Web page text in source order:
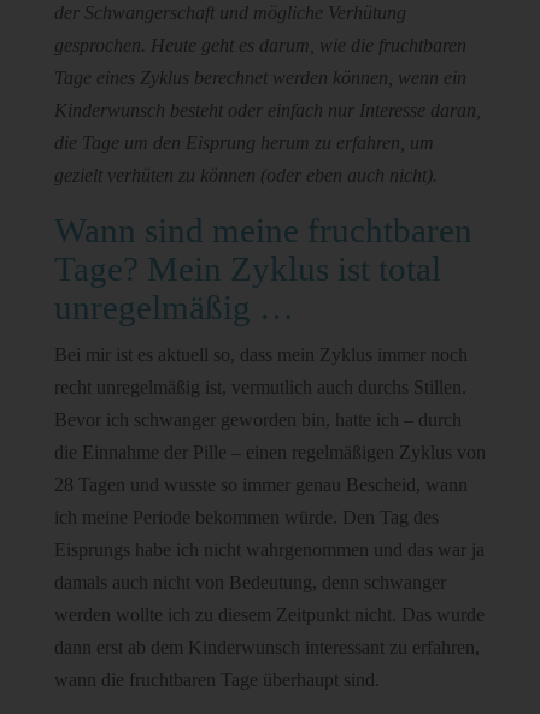
der Schwangerschaft und mögliche Verhütung
gesprochen. Heute geht es darum, wie die fruchtbaren
Tage eines Zyklus berechnet werden können, wenn ein
Kinderwunsch besteht oder einfach nur Interesse daran,
die Tage um den Eisprung herum zu erfahren, um
gezielt verhüten zu können (oder eben auch nicht).
Wann sind meine fruchtbaren
Tage? Mein Zyklus ist total
unregelmäßig …
Bei mir ist es aktuell so, dass mein Zyklus immer noch
recht unregelmäßig ist, vermutlich auch durchs Stillen.
Bevor ich schwanger geworden bin, hatte ich – durch
die Einnahme der Pille – einen regelmäßigen Zyklus von
28 Tagen und wusste so immer genau Bescheid, wann
ich meine Periode bekommen würde. Den Tag des
Eisprungs habe ich nicht wahrgenommen und das war ja
damals auch nicht von Bedeutung, denn schwanger
werden wollte ich zu diesem Zeitpunkt nicht. Das wurde
dann erst ab dem Kinderwunsch interessant zu erfahren,
wann die fruchtbaren Tage überhaupt sind.